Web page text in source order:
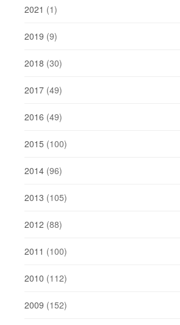
2021 (1)
2019 (9)
2018 (30)
2017 (49)
2016 (49)
2015 (100)
2014 (96)
2013 (105)
2012 (88)
2011 (100)
2010 (112)
2009 (152)